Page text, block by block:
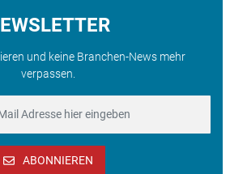
und keine Branchen-News mehr
verpassen.
ABONNIEREN